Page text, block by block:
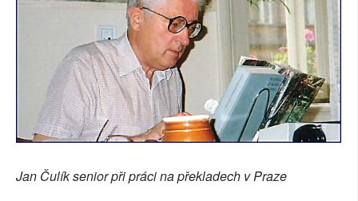
Jan Čulík senior při práci na překladech v Praze